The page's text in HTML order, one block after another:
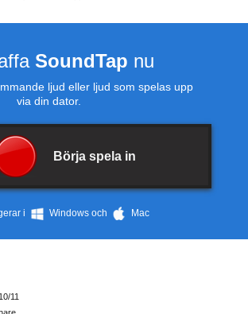
SoundTap nu
ljud eller ljud som spelas upp
via din dator.
Börja spela in
i Windows och Mac
11